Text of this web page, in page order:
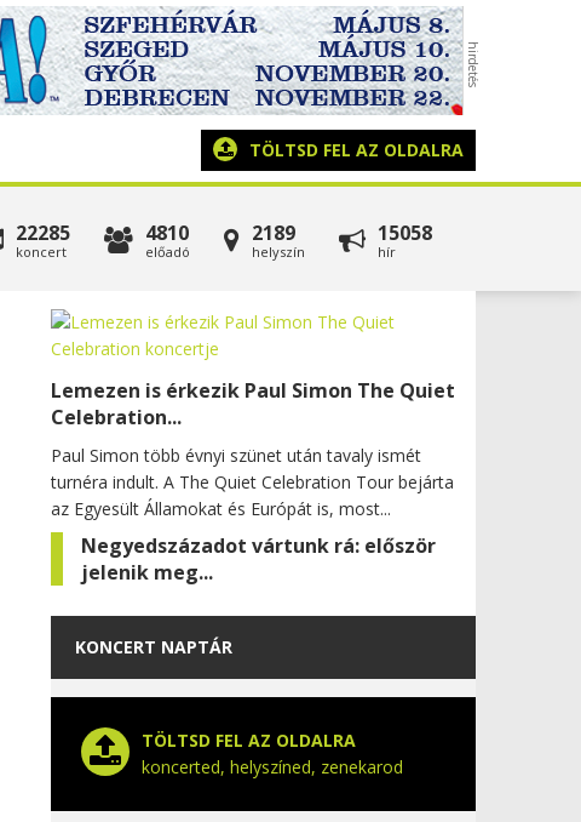
TÖLTSD FEL AZ OLDALRA
22285
koncert
4810
előadó
2189
helyszín
15058
hír
Lemezen is érkezik Paul Simon The Quiet
Celebration...
Paul Simon több évnyi szünet után tavaly ismét
turnéra indult. A The Quiet Celebration Tour bejárta
az Egyesült Államokat és Európát is, most...
Negyedszázadot vártunk rá: először
jelenik meg...
KONCERT NAPTÁR
TÖLTSD FEL AZ OLDALRA
koncerted, helyszíned, zenekarod